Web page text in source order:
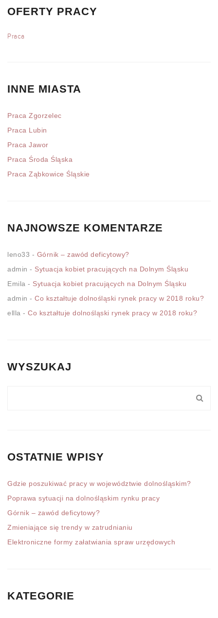
OFERTY PRACY
Praca
INNE MIASTA
Praca Zgorzelec
Praca Lubin
Praca Jawor
Praca Środa Śląska
Praca Ząbkowice Śląskie
NAJNOWSZE KOMENTARZE
leno33 - Górnik – zawód deficytowy?
admin - Sytuacja kobiet pracujących na Dolnym Śląsku
Emila - Sytuacja kobiet pracujących na Dolnym Śląsku
admin - Co kształtuje dolnośląski rynek pracy w 2018 roku?
ellla - Co kształtuje dolnośląski rynek pracy w 2018 roku?
WYSZUKAJ
OSTATNIE WPISY
Gdzie poszukiwać pracy w województwie dolnośląskim?
Poprawa sytuacji na dolnośląskim rynku pracy
Górnik – zawód deficytowy?
Zmieniające się trendy w zatrudnianiu
Elektroniczne formy załatwiania spraw urzędowych
KATEGORIE